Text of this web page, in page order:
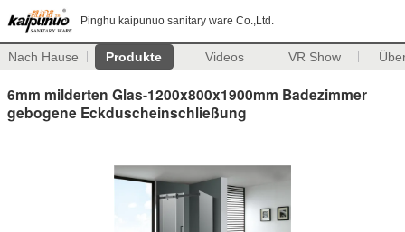
Pinghu kaipunuo sanitary ware Co.,Ltd.
Nach Hause Produkte Videos VR Show
6mm milderten Glas-1200x800x1900mm Badezimmer
gebogene Eckduscheinschließung